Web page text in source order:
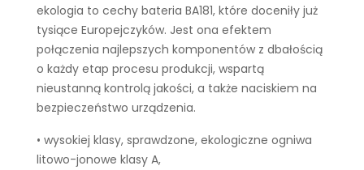
ekologia to cechy bateria BA181, które doceniły już
tysiące Europejczyków. Jest ona efektem
połączenia najlepszych komponentów z dbałością
o każdy etap procesu produkcji, wspartą
nieustanną kontrolą jakości, a także naciskiem na
bezpieczeństwo urządzenia.
• wysokiej klasy, sprawdzone, ekologiczne ogniwa
litowo-jonowe klasy A,